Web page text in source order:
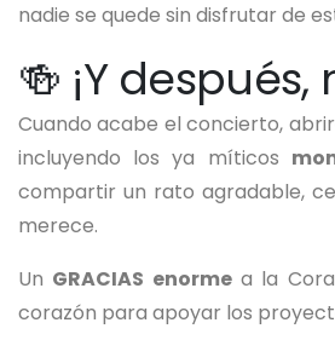
nadie se quede sin disfrutar de
🍻 ¡Y
Cuando acabe el concierto,
incluyendo los ya míticos
compartir un rato agradable,
merece.
Un GRACIAS enormea la
corazón para apoyar los